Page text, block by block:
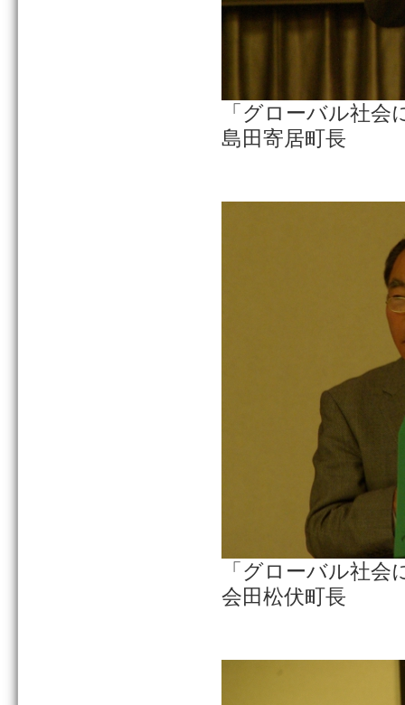
「グローバル社
島田寄居町長
「グローバル社
会田松伏町長